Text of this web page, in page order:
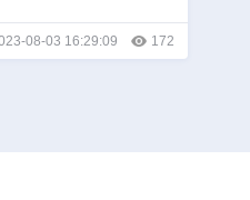
08-03 16:29:09 172